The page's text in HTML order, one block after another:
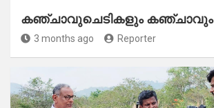
കഞ്ചാവുചെടികളും കഞ്ചാവും
3 months ago Reporter